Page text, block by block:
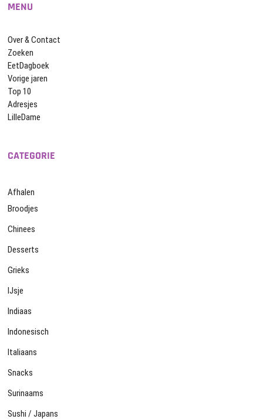
MENU
Over & Contact
Zoeken
EetDagboek
Vorige jaren
Top 10
Adresjes
LilleDame
CATEGORIE
Afhalen
Broodjes
Chinees
Desserts
Grieks
IJsje
Indiaas
Indonesisch
Italiaans
Snacks
Surinaams
Sushi / Japans